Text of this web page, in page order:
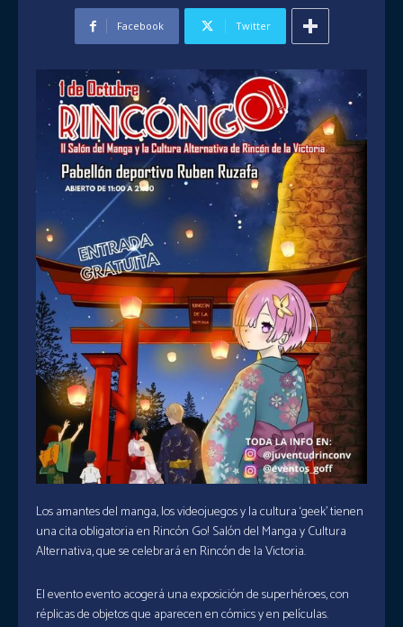
Facebook Twitter
Los amantes del manga, los videojuegos y la cultura ‘geek’ tienen
una cita obligatoria en Rincón Go! Salón del Manga y Cultura
Alternativa, que se celebrará en Rincón de la Victoria.
El evento evento acogerá una exposición de superhéroes, con
réplicas de objetos que aparecen en cómics y en películas.